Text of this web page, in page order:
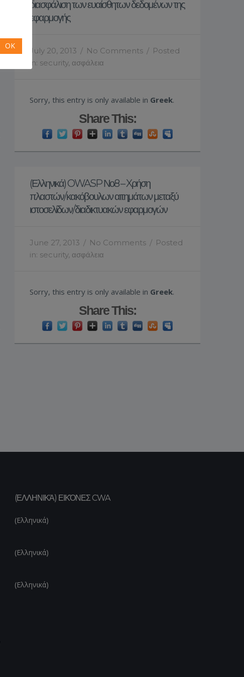
διασφάλιση των ευαίσθητων δεδομένων της
εφαρμογής
July 20, 2013 / No Comments / Posted
in: security, ασφάλεια
Sorry, this entry is only available in Greek.
Share This:
(Ελληνικά) OWASP Νο8 – Xρήση
πλαστών/κακόβουλων αιτημάτων μεταξύ
ιστοσελίδων/διαδικτυακών εφαρμογών
June 27, 2013 / No Comments / Posted
in: security, ασφάλεια
Sorry, this entry is only available in Greek.
Share This:
(ΕΛΛΗΝΙΚΆ) ΕΙΚΌΝΕΣ CWA
(Ελληνικά)
(Ελληνικά)
(Ελληνικά)
OK